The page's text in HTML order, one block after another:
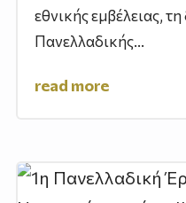
εθνικής εμβέλειας,
Πανελλαδικής...
read more